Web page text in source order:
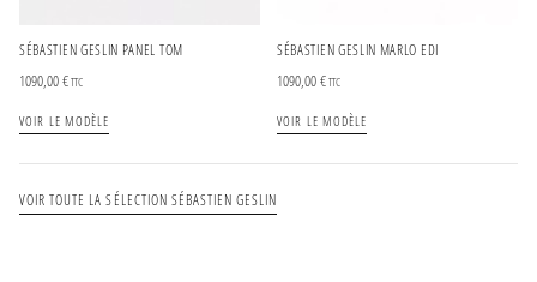
SÉBASTIEN GESLIN PANEL TOM
1090,00€TTC
VOIR LE MODÈLE
SÉBASTIEN GESLIN MARLO EDI
1090,00€TTC
VOIR LE MODÈLE
VOIR TOUTE LA SÉLECTION SÉBASTIEN GESLIN